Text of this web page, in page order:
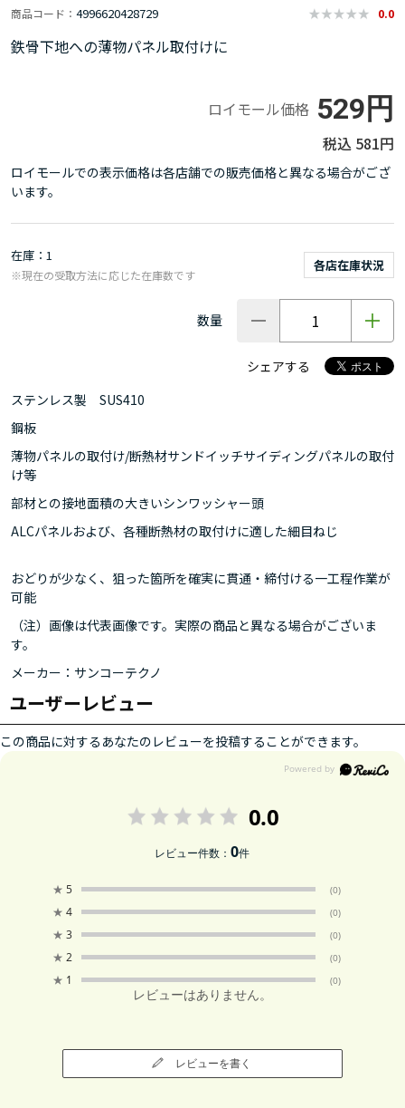
商品コード 4996620428729 0.0
鉄骨下地への薄物パネル取付けに
ロイモール価格 529円
581円
ロイモールでの表示価格は各店舗での販売価格と異なる場合がござ
います。
在庫 1
各店在庫状況
※現在の受取方法に応じた在庫数です
数量
シェアする
ステンレス製 SUS410
鋼板
薄物パネルの取付け/断熱材サンドイッチサイディングパネルの取付
け等
部材との接地面積の大きいシンワッシャー頭
ALCパネルおよび、各種断熱材の取付けに適した細目ねじ
おどりが少なく、狙った箇所を確実に貫通・締付ける一工程作業が
可能
（注）画像は代表画像です。実際の商品と異なる場合がございま
す。
メーカー：サンコーテクノ
ユーザーレビュー
この商品に対するあなたのレビューを投稿することができます。
0.0
レビュー件数：0件
★ 5 (0)
★ 4 (0)
★ 3 (0)
★ 2 (0)
★ 1 (0)
レビューはありません。
レビューを書く